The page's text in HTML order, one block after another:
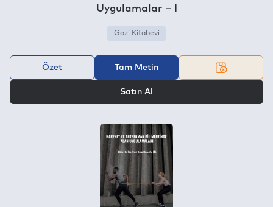
Uygulamalar – I
Gazi Kitabevi
Özet Tam Metin
Satın Al